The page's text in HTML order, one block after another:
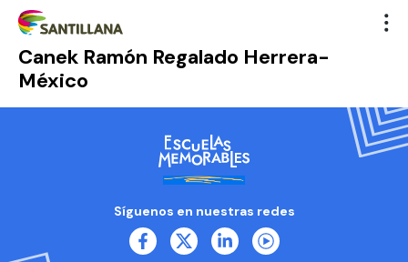
Canek Ramón Regalado Herrera-
México
Síguenos en nuestras redes